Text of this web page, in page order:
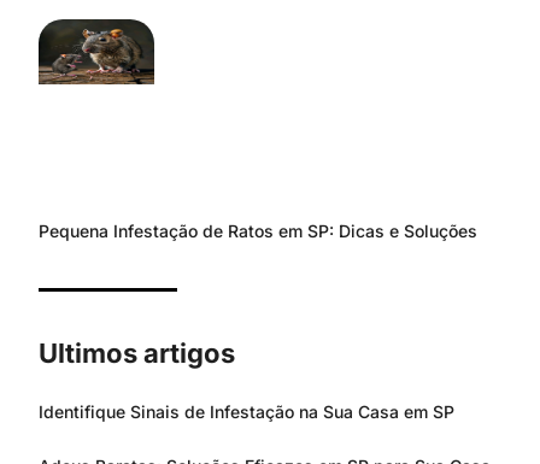
Pequena Infestação de Ratos em SP: Dicas e Soluções
Ultimos artigos
Identifique Sinais de Infestação na Sua Casa em SP